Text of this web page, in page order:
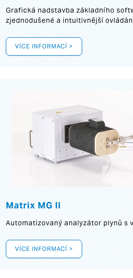
Grafickánadstavba základního
zjednodušené a intuitivnější
VÍCE INFORMACÍ >
Matrix MG II
Automatizovaný analyzátor plynů s
VÍCE INFORMACÍ >